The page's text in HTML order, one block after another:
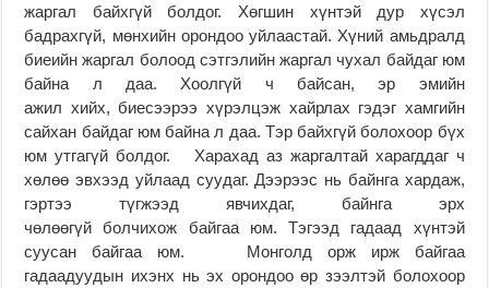
жаргал байхгүй болдог. Хөгшин хүнтэй дур хүсэл
бадрахгүй, мөнхийн орондоо уйлаастай. Хүний амьдралд
биеийн жаргал болоод сэтгэлийн жаргал чухал байдаг юм
байна л даа. Хоолгүй ч байсан, эр эмийн
ажил хийх, биесээрээ хүрэлцэж хайрлах гэдэг хамгийн
сайхан байдаг юм байна л даа. Тэр байхгүй болохоор бүх
юм утгагүй болдог. Харахад аз жаргалтай харагддаг ч
хөлөө эвхээд уйлаад суудаг. Дээрээс нь байнга хардаж,
гэртээ түгжээд явчихдаг, байнга эрх
чөлөөгүй болчихож байгаа юм. Тэгээд гадаад хүнтэй
суусан байгаа юм. Монголд орж ирж байгаа
гадаадуудын ихэнх нь эх орондоо өр зээлтэй болохоор